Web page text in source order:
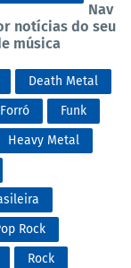
Nav
notícias do seu
música
Death Metal
Forró
Funk
Heavy Metal
Rock
Rock